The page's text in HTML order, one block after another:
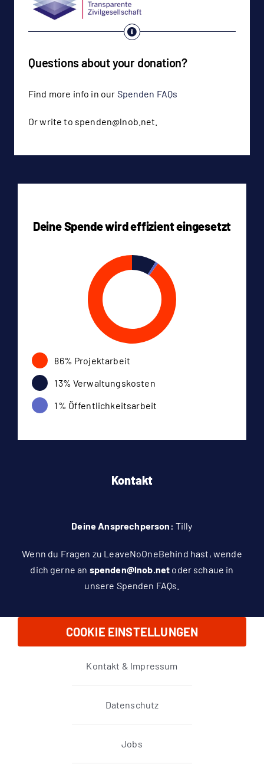
Questions about your donation?
Find more info in our Spenden FAQs
Or write to spenden@lnob.net.
Deine Spende wird effizient eingesetzt
86% Projektarbeit
13% Verwaltungskosten
1% Öffentlichkeitsarbeit
Kontakt
Deine Ansprechperson: Tilly
Wenn du Fragen zu LeaveNoOneBehind hast, wende
dich gerne an spenden@lnob.net oder schaue in
unsere Spenden FAQs
COOKIE EINSTELLUNGEN
Kontakt & Impressum
Datenschutz
Jobs